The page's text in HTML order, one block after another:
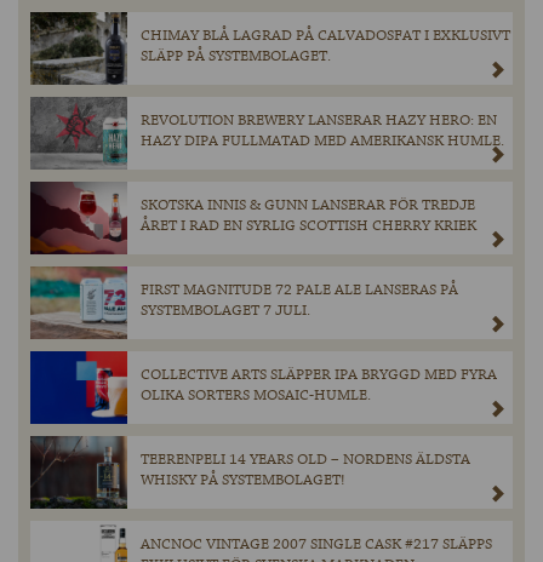
CHIMAY BLÅ LAGRAD PÅ CALVADOSFAT I EXKLUSIVT
SLÄPP PÅ SYSTEMBOLAGET.
REVOLUTION BREWERY LANSERAR HAZY HERO: EN
HAZY DIPA FULLMATAD MED AMERIKANSK HUMLE.
SKOTSKA INNIS & GUNN LANSERAR FÖR TREDJE
ÅRET I RAD EN SYRLIG SCOTTISH CHERRY KRIEK
FIRST MAGNITUDE 72 PALE ALE LANSERAS PÅ
SYSTEMBOLAGET 7 JULI.
COLLECTIVE ARTS SLÄPPER IPA BRYGGD MED FYRA
OLIKA SORTERS MOSAIC-HUMLE.
TEERENPELI 14 YEARS OLD – NORDENS ÄLDSTA
WHISKY PÅ SYSTEMBOLAGET!
ANCNOC VINTAGE 2007 SINGLE CASK #217 SLÄPPS